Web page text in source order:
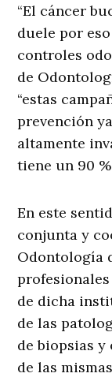
“El cáncer
duele por
controles
de
“estas
prevención
altamente
tiene un 90
En este
conjunta y
Odontología
de dicha
de las
de biopsias
de las